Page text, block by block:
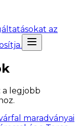
az
a legjobb